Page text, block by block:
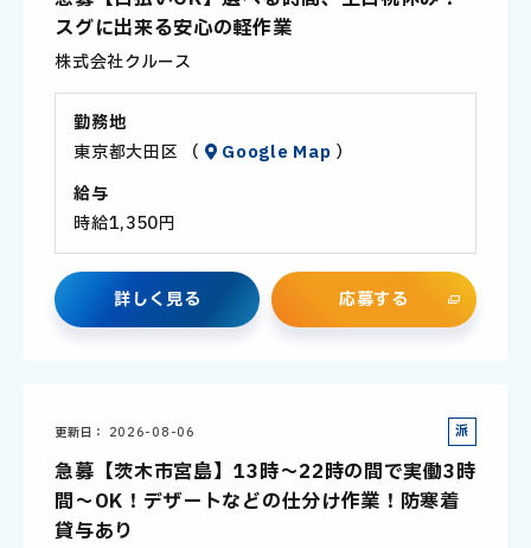
スグに出来る安心の軽作業
株式会社クルース
勤務地
東京都大田区 （
Google Map ）
給与
時給1,350円
詳しく見る 応募する
更新日 2026-08-06
派
遣
社
員
急募【茨木市宮島】13時～22時の間で実働3時
間～OK！デザートなどの仕分け作業！防寒着
貸与あり